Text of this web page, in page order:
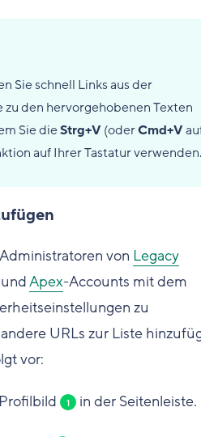
Sie schnell Links aus der
zu den hervorgehobenen Texten
Sie dieStrg+V (oderCmd+V
auf Ihrer Tastatur verwenden.
von Legacy
Apex-Accounts mit dem
zu
URLs zur Liste
vor:
1 in der Seitenleiste.